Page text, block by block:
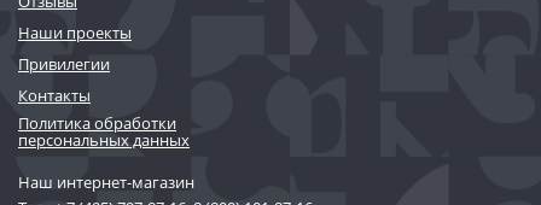
Наши проекты
Привилегии
Контакты
Политика обработки
персональных данных
Наш интернет-магазин